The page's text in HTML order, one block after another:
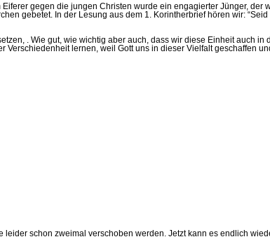
gegen die jungen Christen wurde ein engagierter Jünger, der
gebetet. In der Lesung aus dem 1. Korintherbrief hören wir:
. Wie gut, wie wichtig aber auch, dass wir diese Einheit auch in
lernen, weil Gott uns in dieser Vielfalt geschaffen
schon zweimal verschoben werden. Jetzt kann es endlich